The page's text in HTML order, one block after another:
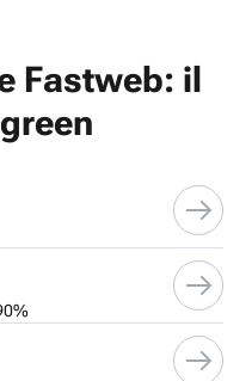
Fastweb: il